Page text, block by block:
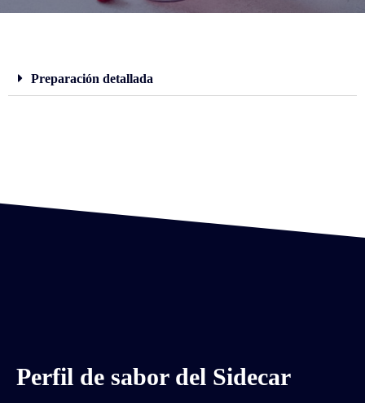
Preparación detallada
Perfil de sabor del Sidecar